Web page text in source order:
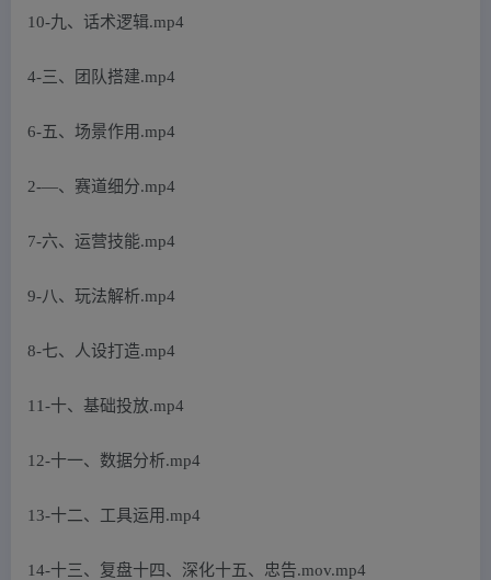
10-九、话术逻辑.mp4
4-三、团队搭建.mp4
6-五、场景作用.mp4
2-—、赛道细分.mp4
7-六、运营技能.mp4
9-八、玩法解析.mp4
8-七、人设打造.mp4
11-十、基础投放.mp4
12-十一、数据分析.mp4
13-十二、工具运用.mp4
14-十三、复盘十四、深化十五、忠告.mov.mp4